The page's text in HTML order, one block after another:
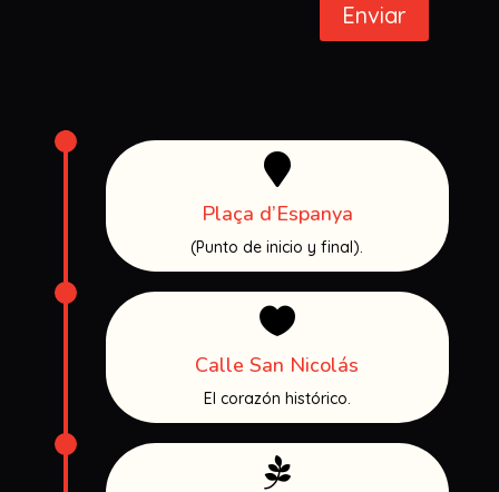
Enviar

Plaça d’Espanya
(Punto de inicio y final).

Calle San Nicolás
El corazón histórico.
